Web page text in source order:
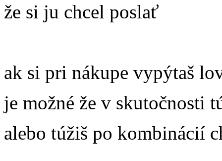
že si ju chcel poslať
ak si pri nákupe vypýtaš
je možné že v skutočnosti
alebo túžiš po kombinácií